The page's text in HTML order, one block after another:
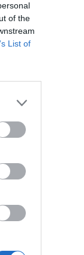
of the
List of
24
Otto
musica,
A
Fabbri